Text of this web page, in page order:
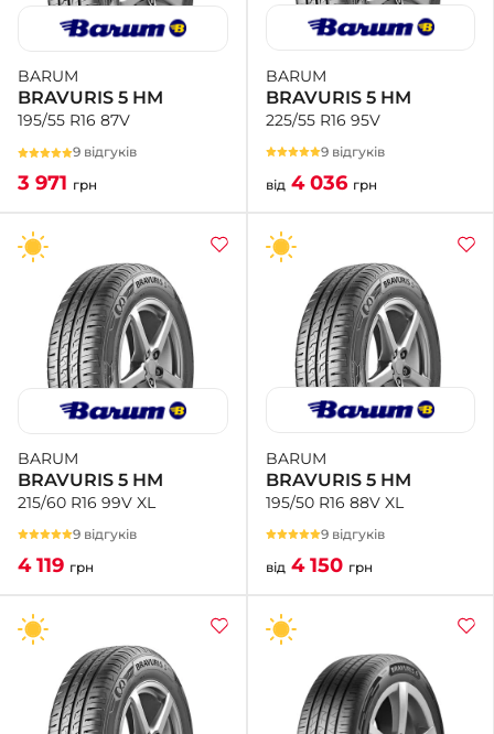
BARUM
BRAVURIS 5 HM
195/55 R16 87V
9 відгуків
3 971 грн
BARUM
BRAVURIS 5 HM
225/55 R16 95V
9 відгуків
від 4 036 грн
BARUM
BRAVURIS 5 HM
215/60 R16 99V XL
9 відгуків
4 119 грн
BARUM
BRAVURIS 5 HM
195/50 R16 88V XL
9 відгуків
від 4 150 грн